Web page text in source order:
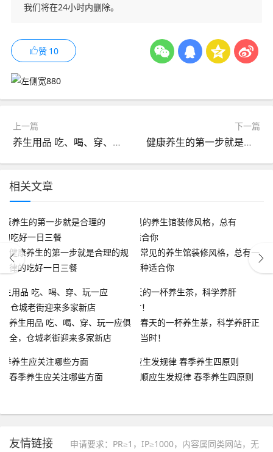
我们将在24小时内删除。
赞 10
上一篇
养生用品 吃、喝、穿、玩一应俱全，仓城老街迎来多家新店
下一篇
健康养生的第一步就是合理的规律的吃好一日三餐
相关文章
健康养生的第一步就是合理的规
律的吃好一日三餐
常见的养生馆装修风格，总有一
种适合你
养生用品 吃、喝、穿、玩一应俱
全，仓城老街迎来多家新店
春天的一杯养生茶，科学养肝正
当时！
春季养生应关注哪些方面 顺应生发规律 春季养生四原则
友情链接
申请要求：PR≥1，IP≥1000，内容属同类网站，无